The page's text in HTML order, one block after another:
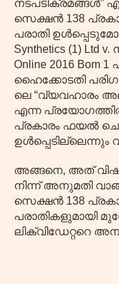
നടപടിക്രമങ്ങൾ”
സെക്ഷൻ 138
പരാതി ഉൾപ്പെടുമോ
Synthetics (1) Ltd
Online 2016
ഹൈക്കോടതി
ലെ “വ്യവഹാരം
എന്ന
പ്രകാരം ഫയൽ
ഉൾപ്പെടില്ലെന്നും
അങ്ങനെ, അത്
നിന്ന് അനുമതി
സെക്ഷൻ 138
പരാതികളുമായി
ലിക്വിഡേറ്ററെ